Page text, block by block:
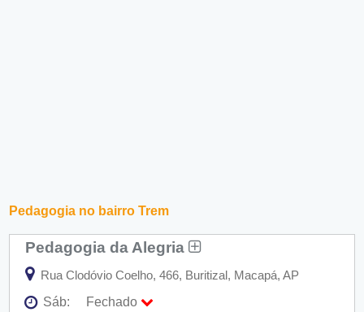
Pedagogia no bairro Trem
Pedagogia da Alegria
Rua Clodóvio Coelho, 466, Buritizal, Macapá, AP
Sáb:
Fechado